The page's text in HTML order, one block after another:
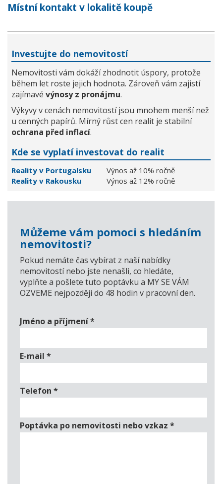
Místní kontakt v lokalitě koupě
Investujte do nemovitostí
Nemovitosti vám dokáží zhodnotit úspory, protože
během let roste jejich hodnota. Zároveň vám zajistí
zajímavé výnosy z pronájmu.
Výkyvy v cenách nemovitostí jsou mnohem menší než
u cenných papírů. Mírný růst cen realit je stabilní
ochrana před inflací.
Kde se vyplatí investovat do realit
Reality v Portugalsku
Výnos až 10% ročně
Reality v Rakousku
Výnos až 12% ročně
Můžeme vám pomoci s hledáním
nemovitosti?
Pokud nemáte čas vybírat z naší nabídky
nemovitostí nebo jste nenašli, co hledáte,
vyplňte a pošlete tuto poptávku a MY SE VÁM
OZVEME nejpozději do 48 hodin v pracovní den.
Jméno a příjmení*
E-mail *
Telefon *
Poptávka po nemovitosti nebo vzkaz *